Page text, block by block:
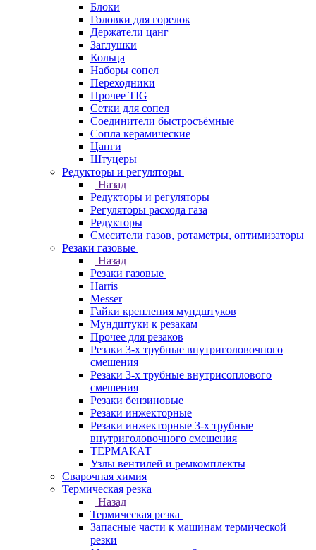
Блоки
Головки для горелок
Держатели цанг
Заглушки
Кольца
Наборы сопел
Переходники
Прочее TIG
Сетки для сопел
Соединители быстросъёмные
Сопла керамические
Цанги
Штуцеры
Редукторы и регуляторы
Назад
Редукторы и регуляторы
Регуляторы расхода газа
Редукторы
Смесители газов, ротаметры, оптимизаторы
Резаки газовые
Назад
Резаки газовые
Harris
Messer
Гайки крепления мундштуков
Мундштуки к резакам
Прочее для резаков
Резаки 3-х трубные внутриголовочного
смешения
Резаки 3-х трубные внутрисоплового
смешения
Резаки бензиновые
Резаки инжекторные
Резаки инжекторные 3-х трубные
внутриголовочного смешения
ТЕРМАКАТ
Узлы вентилей и ремкомплекты
Сварочная химия
Термическая резка
Назад
Термическая резка
Запасные части к машинам термической
резки